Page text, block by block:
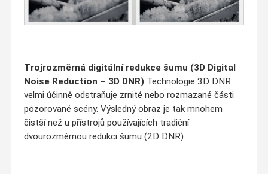
Trojrozměrná digitální redukce šumu (3D Digital
Noise Reduction – 3D DNR)Technologie 3D DNR
velmi účinně odstraňuje zrnité nebo rozmazané části
pozorované scény. Výsledný obraz je tak mnohem
čistší než u přístrojů používajících tradiční
dvourozměrnou redukci šumu (2D DNR).